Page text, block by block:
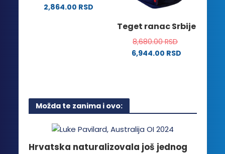
izabrane
na
proizvoda.
2,864.00 RSD
biti
izabrane
stranici
proizvoda.
Teget ranac Srbije
8,680.00RSD
6,944.00 RSD
Možda te zanima i ovo:
Hrvatska naturalizovala još jednog